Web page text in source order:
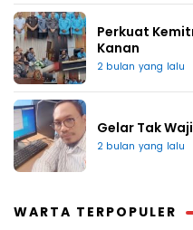
Perkuat
Kanan
2 bulan yang lalu
Gelar Tak
2 bulan yang lalu
WARTA TERPOPULER